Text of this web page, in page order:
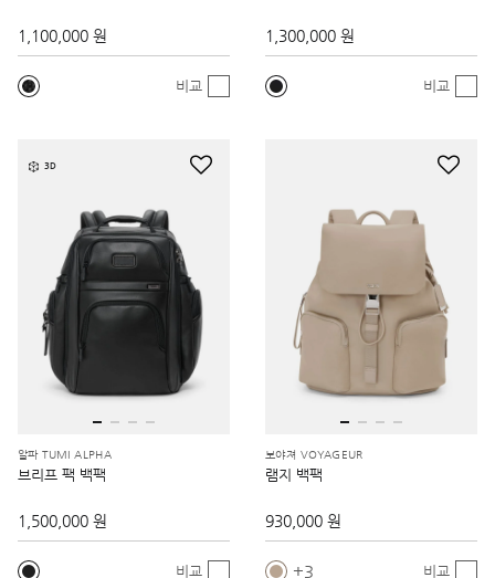
1,100,000 원
비교
1,300,000 원
비교
3D
알파 TUMI ALPHA
브리프 팩 백팩
1,500,000 원
비교
보야져 VOYAGEUR
램지 백팩
930,000 원
3 비교